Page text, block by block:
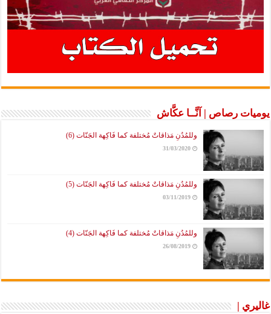
يوميات رصاص | آنَّــا عكَّاش
وللمُدُنِ مَذاقاتٌ مُختلفة كما فَاكِهة الجَنّات (6)
31/03/2020
وللمُدُنِ مَذاقاتٌ مُختلفة كما فَاكِهة الجَنّات (5)
03/11/2019
وللمُدُنِ مَذاقاتٌ مُختلفة كما فَاكِهة الجَنّات (4)
26/08/2019
غاليري |